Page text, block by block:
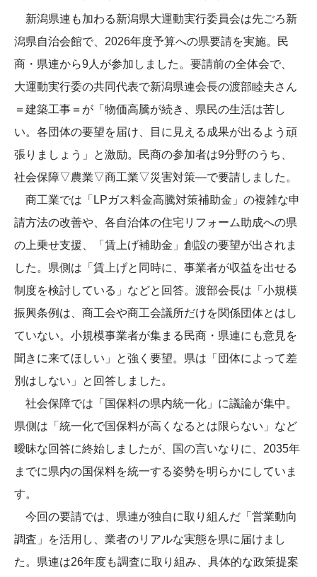
新潟県連も加わる新潟県大運動実行委員会は先ごろ新
潟県自治会館で、2026年度予算への県要請を実施。民
商・県連から9人が参加しました。要請前の全体会で、
大運動実行委の共同代表で新潟県連会長の渡部睦夫さん
＝建築工事＝が「物価高騰が続き、県民の生活は苦し
い。各団体の要望を届け、目に見える成果が出るよう頑
張りましょう」と激励。民商の参加者は9分野のうち、
社会保障▽農業▽商工業▽災害対策―で要請しました。
商工業では「LPガス料金高騰対策補助金」の複雑な申
請方法の改善や、各自治体の住宅リフォーム助成への県
の上乗せ支援、「賃上げ補助金」創設の要望が出されま
した。県側は「賃上げと同時に、事業者が収益を出せる
制度を検討している」などと回答。渡部会長は「小規模
振興条例は、商工会や商工会議所だけを関係団体とはし
ていない。小規模事業者が集まる民商・県連にも意見を
聞きに来てほしい」と強く要望。県は「団体によって差
別はしない」と回答しました。
社会保障では「国保料の県内統一化」に議論が集中。
県側は「統一化で国保料が高くなるとは限らない」など
曖昧な回答に終始しましたが、国の言いなりに、2035年
までに県内の国保料を統一する姿勢を明らかにしていま
す。
今回の要請では、県連が独自に取り組んだ「営業動向
調査」を活用し、業者のリアルな実態を県に届けまし
た。県連は26年度も調査に取り組み、具体的な政策提案